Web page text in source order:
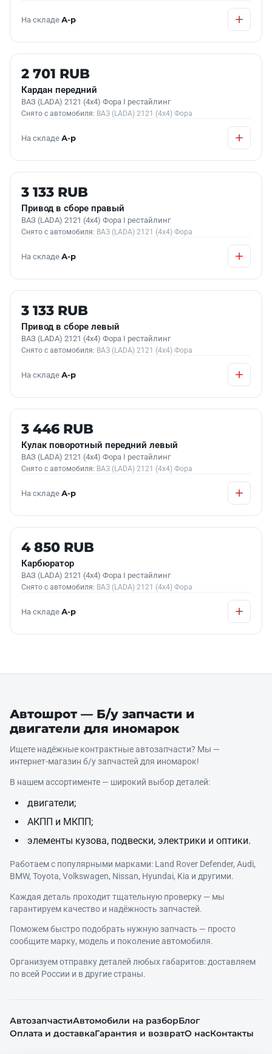
На складе А-р
Б/У В НАЛИЧИИ
2 701 RUB
Кардан передний
ВАЗ (LADA) 2121 (4x4) Фора I рестайлинг
Снято с автомобиля: ВАЗ (LADA) 2121 (4x4) Фора
На складе А-р
Б/У В НАЛИЧИИ
3 133 RUB
Привод в сборе правый
ВАЗ (LADA) 2121 (4x4) Фора I рестайлинг
Снято с автомобиля: ВАЗ (LADA) 2121 (4x4) Фора
На складе А-р
Б/У В НАЛИЧИИ
3 133 RUB
Привод в сборе левый
ВАЗ (LADA) 2121 (4x4) Фора I рестайлинг
Снято с автомобиля: ВАЗ (LADA) 2121 (4x4) Фора
На складе А-р
Б/У В НАЛИЧИИ
3 446 RUB
Кулак поворотный передний левый
ВАЗ (LADA) 2121 (4x4) Фора I рестайлинг
Снято с автомобиля: ВАЗ (LADA) 2121 (4x4) Фора
На складе А-р
Б/У В НАЛИЧИИ
4 850 RUB
Карбюратор
ВАЗ (LADA) 2121 (4x4) Фора I рестайлинг
Снято с автомобиля: ВАЗ (LADA) 2121 (4x4) Фора
На складе А-р
Автошрот — Б/у запчасти и
двигатели для иномарок
Ищете надёжные контрактные автозапчасти? Мы —
интернет‑магазин б/у запчастей для иномарок!
В нашем ассортименте — широкий выбор деталей:
двигатели;
АКПП и МКПП;
элементы кузова, подвески, электрики и оптики.
Работаем с популярными марками: Land Rover Defender, Audi,
BMW, Toyota, Volkswagen, Nissan, Hyundai, Kia и другими.
Каждая деталь проходит тщательную проверку — мы
гарантируем качество и надёжность запчастей.
Поможем быстро подобрать нужную запчасть — просто
сообщите марку, модель и поколение автомобиля.
Организуем отправку деталей любых габаритов: доставляем
по всей России и в другие страны.
АвтозапчастиАвтомобили на разборБлог
Оплата и доставкаГарантия и возвратО насКонтакты